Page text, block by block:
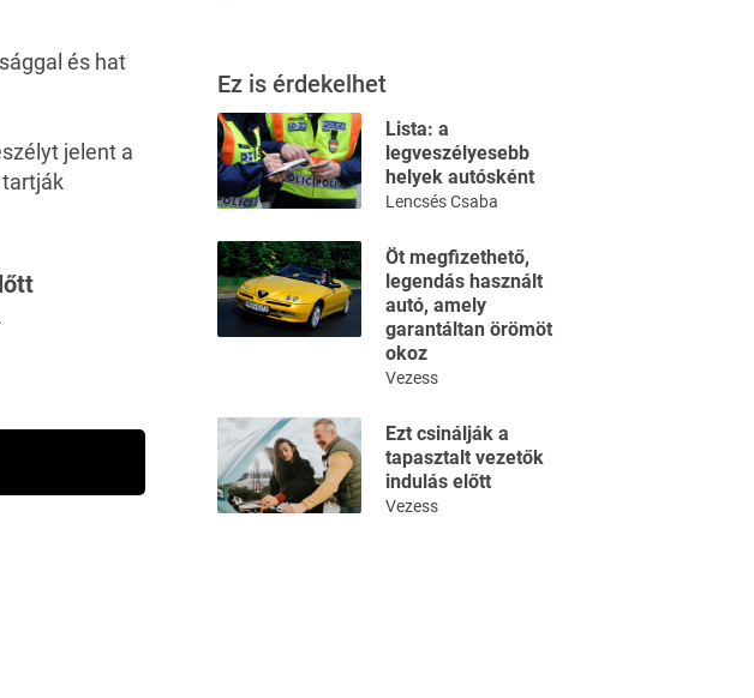
és hat
jelent a
Ez is érdekelhet
Lista: a
legveszélyesebb
helyek autósként
Lencsés Csaba
Öt megfizethető,
legendás használt
autó, amely
garantáltan örömöt
okoz
Vezess
Ezt csinálják a
tapasztalt vezetők
indulás előtt
Vezess